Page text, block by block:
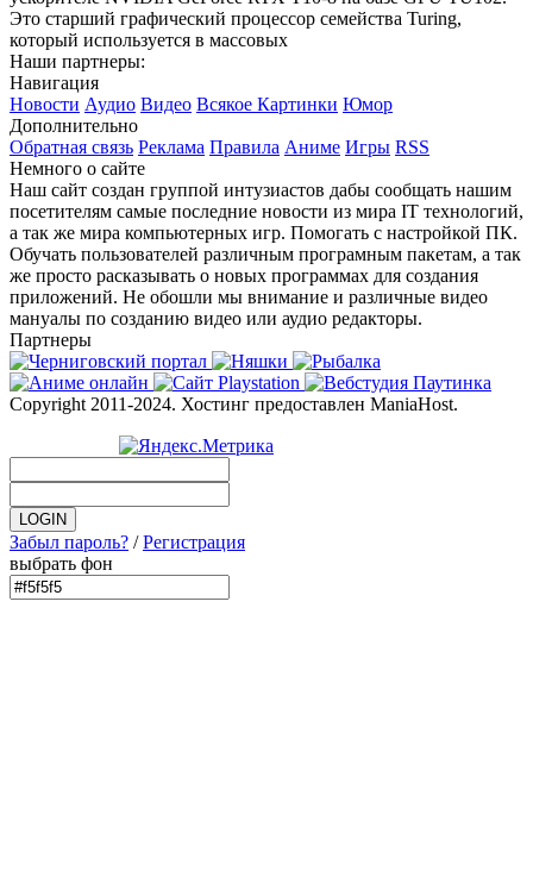
Это старший графический процессор семейства Turing,
который используется в массовых
Наши партнеры:
Навигация
Новости Аудио Видео Всякое Картинки Юмор
Дополнительно
Обратная связь Реклама Правила Аниме Игры RSS
Немного о сайте
Наш сайт создан группой интузиастов дабы сообщать нашим
посетителям самые последние новости из мира IT технологий,
а так же мира компьютерных игр. Помогать с настройкой ПК.
Обучать пользователей различным програмным пакетам, а так
же просто расказывать о новых программах для создания
приложений. Не обошли мы внимание и различные видео
мануалы по созданию видео или аудио редакторы.
Партнеры
Copyright 2011-2024. Хостинг предоставлен ManiaHost.
Забыл пароль? /Регистрация
выбрать фон